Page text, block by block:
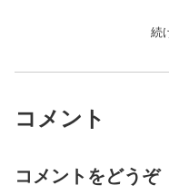
続
コメント
コメントをどうぞ